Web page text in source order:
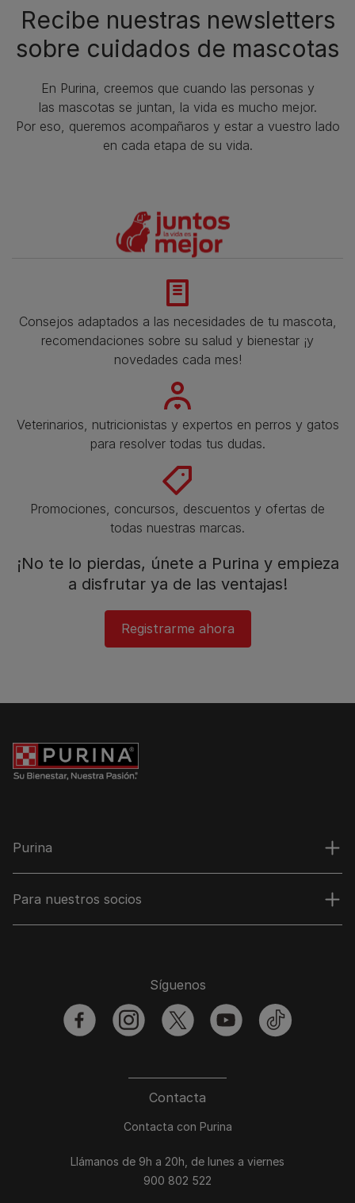
Recibe nuestras newsletters
sobre cuidados de mascotas​
En Purina, creemos que cuando las personas y
las mascotas se juntan, la vida es mucho mejor.
Por eso, queremos acompañaros y estar a vuestro lado
en cada etapa de su vida.​
Consejos adaptados a las necesidades de tu mascota,
recomendaciones sobre su salud y bienestar ¡y
novedades cada mes!
Veterinarios, nutricionistas y expertos en perros y gatos
para resolver todas tus dudas.​
Promociones, concursos, descuentos y ofertas de
todas nuestras marcas.​
¡No te lo pierdas, únete a Purina y empieza
a disfrutar ya de las ventajas!​
Registrarme ahora
Purina
Para nuestros socios
Contacta
Contacta con Purina
Llámanos de 9h a 20h, de lunes a viernes
900 802 522
Síguenos
facebookinstagramtwitter youtubetiktok